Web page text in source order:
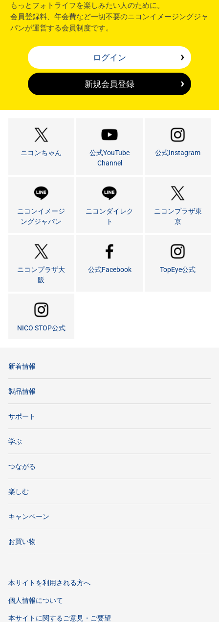
もっとフォトライフを楽しみたい人のために。
会員登録料、年会費など一切不要のニコンイメージングジャ
パンが運営する会員制度です。
ログイン
新規会員登録
ニコンちゃん
公式YouTube
Channel
公式Instagram
ニコンイメージ
ングジャパン
ニコンダイレク
ト
ニコンプラザ東
京
ニコンプラザ大
阪
公式Facebook TopEye公式
NICO STOP公式
新着情報
製品情報
サポート
学ぶ
つながる
楽しむ
キャンペーン
お買い物
本サイトを利用される方へ
個人情報について
本サイトに関するご意見・ご要望